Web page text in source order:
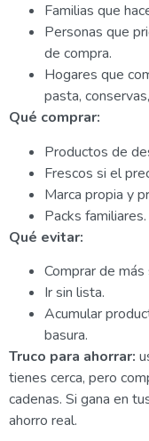
Familias que
Personas que
de compra.
Hogares que
pasta,
Qué comprar:
Productos de
Frescos si el
Marca propia y
Packs familiares.
Qué evitar:
Comprar de
Ir sin lista.
Acumular
basura.
Truco para ahorrar:
tienes cerca, pero
cadenas. Si gana en
ahorro real.